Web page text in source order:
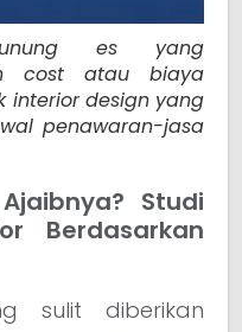
es yang
cost atau biaya
interior design yang
penawaran-jasa
Studi
Berdasarkan
sulit diberikan